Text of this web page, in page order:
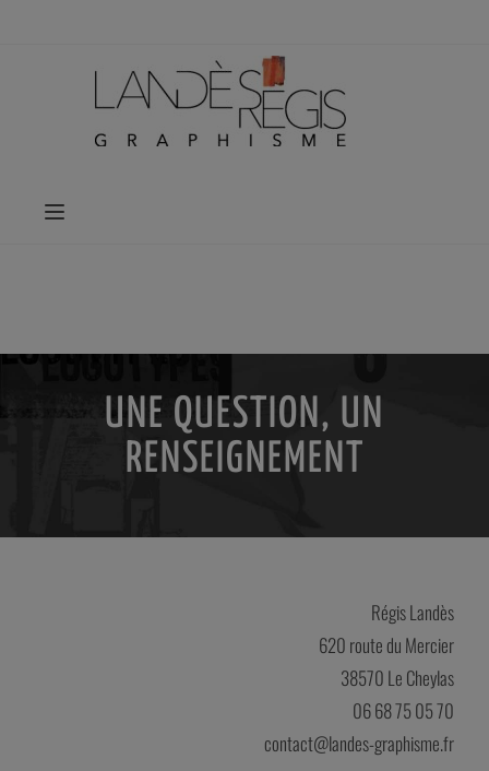
UNE QUESTION, UN
RENSEIGNEMENT
Régis Landès
620 route du Mercier
38570 Le Cheylas
06 68 75 05 70
contact@landes-graphisme.fr